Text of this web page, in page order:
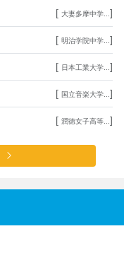
[ 大妻多摩中学... ]
[ 明治学院中学... ]
[ 日本工業大学... ]
[ 国立音楽大学... ]
[ 潤徳女子高等... ]